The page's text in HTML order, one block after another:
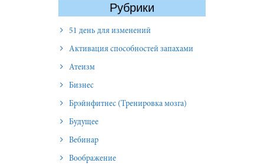
Рубрики
51 день для изменений
Активация способностей запахами
Атеизм
Бизнес
Брэйнфитнес (Тренировка мозга)
Будущее
Вебинар
Воображение